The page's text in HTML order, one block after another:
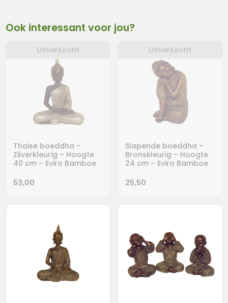
Ook interessant voor jou?
Uitverkocht
Thaise boeddha –
Zilverkleurig – Hoogte
40 cm – Eviro Bamboe
53,00
Uitverkocht
Slapende boeddha –
Bronskleurig – Hoogte
24 cm – Eviro Bamboe
25,50